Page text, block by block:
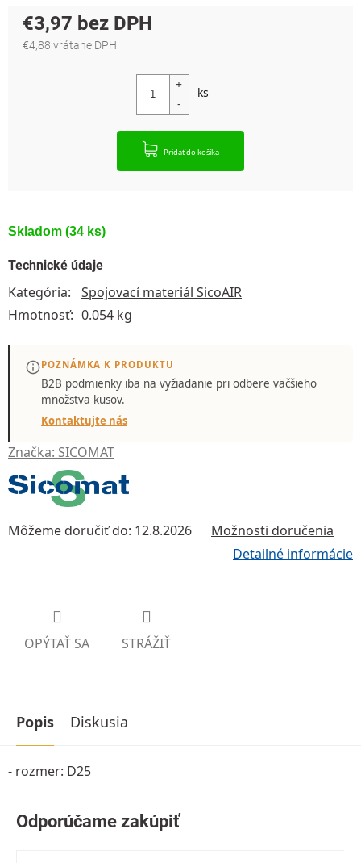
Skladom (34 ks)
Značka: SICOMAT
Môžeme doručiť do: 12.8.2026 Možnosti doručenia
€3,97
€4,88 vrátane DPH
Pridať do košíka
Detailné informácie
OPÝTAŤ SA STRÁŽIŤ
Technické údaje
Kategória:
Spojovací materiál SicoAIR
Hmotnosť: 0.054 kg
POZNÁMKA K PRODUKTU
B2B podmienky iba na vyžiadanie pri odbere väčšieho
množstva kusov.
Kontaktujte nás
Popis Diskusia
- rozmer: D25